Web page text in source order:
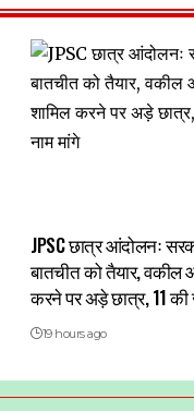
JPSC छात्र आंदोलनः
बातचीत को तैयार, वकील
करने पर अड़े छात्र, 11 की
19 hours ago